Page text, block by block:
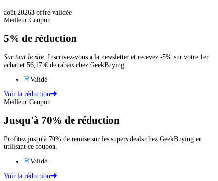
août 20263 offre validée
Meilleur Coupon
5% de réduction
Sur tout le site. Inscrivez-vous a la newsletter et recevez -5% sur votre 1er
achat et 56,17 € de rabais chez GeekBuying.
Validé
Voir la réduction
Meilleur Coupon
Jusqu'à 70% de réduction
Profitez jusqu'à 70% de remise sur les supers deals chez GeekBuying en
utilisant ce coupon.
Validé
Voir la réduction